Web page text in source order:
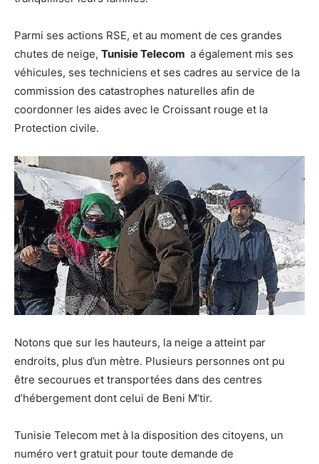
Parmi ses actions RSE, et au moment de ces grandes
chutes de neige, Tunisie Telecom a également mis ses
véhicules, ses techniciens et ses cadres au service de la
commission des catastrophes naturelles afin de
coordonner les aides avec le Croissant rouge et la
Protection civile.
Notons que sur les hauteurs, la neige a atteint par
endroits, plus d’un mètre. Plusieurs personnes ont pu
être secourues et transportées dans des centres
d’hébergement dont celui de Beni M’tir.
Tunisie Telecom met à la disposition des citoyens, un
numéro vert gratuit pour toute demande de